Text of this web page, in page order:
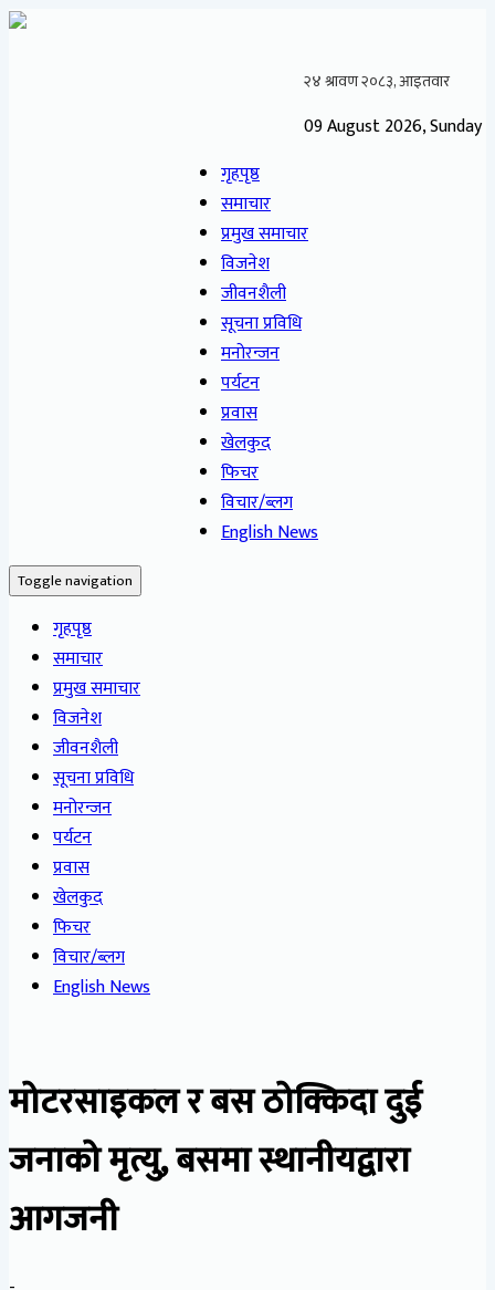
09 August 2026, Sunday
गृहपृष्ठ
समाचार
प्रमुख समाचार
विजनेश
जीवनशैली
सूचना प्रविधि
मनोरन्जन
पर्यटन
प्रवास
खेलकुद
फिचर
विचार/ब्लग
English News
Toggle navigation
गृहपृष्ठ
समाचार
प्रमुख समाचार
विजनेश
जीवनशैली
सूचना प्रविधि
मनोरन्जन
पर्यटन
प्रवास
खेलकुद
फिचर
विचार/ब्लग
English News
मोटरसाइकल र बस ठोक्किदा दुई
जनाको मृत्यु, बसमा स्थानीयद्वारा
आगजनी